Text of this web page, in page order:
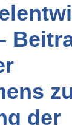
der